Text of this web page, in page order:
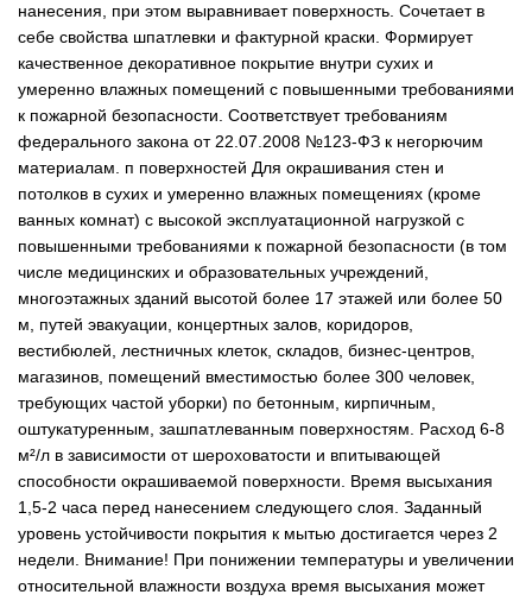
нанесения, при этом выравнивает поверхность. Сочетает в
себе свойства шпатлевки и фактурной краски. Формирует
качественное декоративное покрытие внутри сухих и
умеренно влажных помещений с повышенными требованиями
к пожарной безопасности. Соответствует требованиям
федерального закона от 22.07.2008 №123-ФЗ к негорючим
материалам. п поверхностей Для окрашивания стен и
потолков в сухих и умеренно влажных помещениях (кроме
ванных комнат) с высокой эксплуатационной нагрузкой с
повышенными требованиями к пожарной безопасности (в том
числе медицинских и образовательных учреждений,
многоэтажных зданий высотой более 17 этажей или более 50
м, путей эвакуации, концертных залов, коридоров,
вестибюлей, лестничных клеток, складов, бизнес-центров,
магазинов, помещений вместимостью более 300 человек,
требующих частой уборки) по бетонным, кирпичным,
оштукатуренным, зашпатлеванным поверхностям. Расход 6-8
м²/л в зависимости от шероховатости и впитывающей
способности окрашиваемой поверхности. Время высыхания
1,5-2 часа перед нанесением следующего слоя. Заданный
уровень устойчивости покрытия к мытью достигается через 2
недели. Внимание! При понижении температуры и увеличении
относительной влажности воздуха время высыхания может